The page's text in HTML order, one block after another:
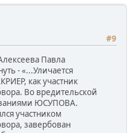
#9
Павла
- «...Уличается
как участник
Во вредительской
ЮСУПОВА.
участником
завербован